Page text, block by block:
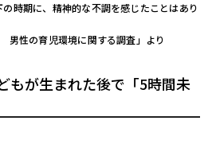
時期に、精神的な不調を感じたことはあり
性の育児環境に関する調査」より
もが生まれた後で「5時間未